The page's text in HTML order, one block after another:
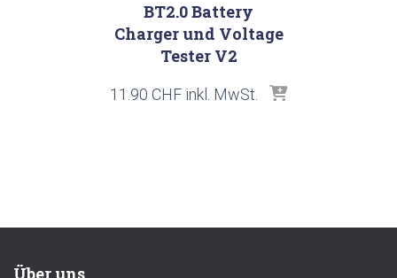
BT2.0 Battery
Charger und Voltage
Tester V2
11.90 CHF inkl. MwSt.
Über uns